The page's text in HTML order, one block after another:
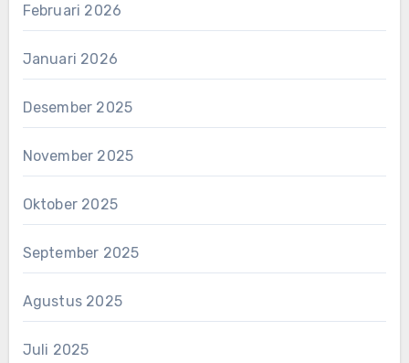
Februari 2026
Januari 2026
Desember 2025
November 2025
Oktober 2025
September 2025
Agustus 2025
Juli 2025